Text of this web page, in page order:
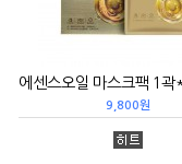
9,800원